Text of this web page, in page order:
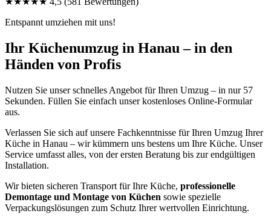
Entspannt umziehen mit uns!
Ihr Küchenumzug in Hanau – in den
Händen von Profis
Nutzen Sie unser schnelles Angebot für Ihren Umzug – in nur 57
Sekunden. Füllen Sie einfach unser kostenloses Online-Formular
aus.
Verlassen Sie sich auf unsere Fachkenntnisse für Ihren Umzug Ihrer
Küche in Hanau – wir kümmern uns bestens um Ihre Küche. Unser
Service umfasst alles, von der ersten Beratung bis zur endgültigen
Installation.
Wir bieten sicheren Transport für Ihre Küche, professionelle
Demontage und Montage von Küchen sowie spezielle
Verpackungslösungen zum Schutz Ihrer wertvollen Einrichtung.